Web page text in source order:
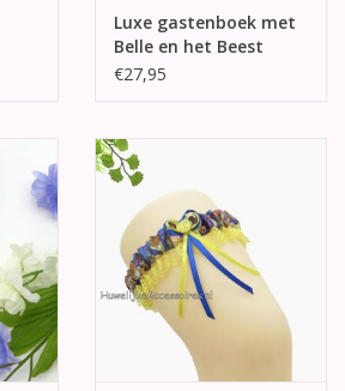
Luxe gastenboek met
Belle en het Beest
€27,95